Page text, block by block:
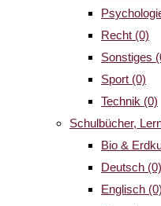
Recht (0)
Sonstiges
Sport (0)
Technik (0)
Schulbücher,
Bio &
Deutsch (0)
Englisch (0)